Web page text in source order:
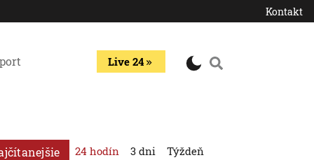
Kontakt
Live 24
24 hodín 3 dni Týždeň